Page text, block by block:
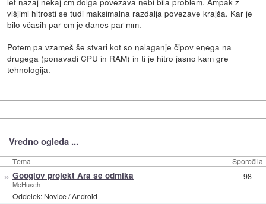
višjimi hitrosti se tudi maksimalna razdalja povezave krajša. Kar je
bilo včasih par cm je danes par mm.
Potem pa vzameš še stvari kot so nalaganje čipov enega na
drugega (ponavadi CPU in RAM) in ti je hitro jasno kam gre
tehnologija.
Vredno ogleda ...
Tema Sporočila
» Googlov projekt Ara se odmika
McHusch
Oddelek: Novice/Android
98